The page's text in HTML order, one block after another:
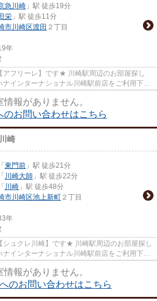
急川崎 」駅 徒歩19分
栄 」駅 徒歩11分
市川崎区渡田 ２丁目
年
フリーレ】です★ 川崎駅周辺のお部屋探し
インターナショナル川崎駅前店をご利用下さ
情報がありません。
のお問い合わせはこちら
崎
「 東門前 」駅 徒歩21分
「 川崎大師 」駅 徒歩22分
「 川崎 」駅 徒歩48分
市川崎区池上新町 ２丁目
年
ュクレ川崎】です★ 川崎駅周辺のお部屋探し
インターナショナル川崎駅前店をご利用下さ
情報がありません。
のお問い合わせはこちら